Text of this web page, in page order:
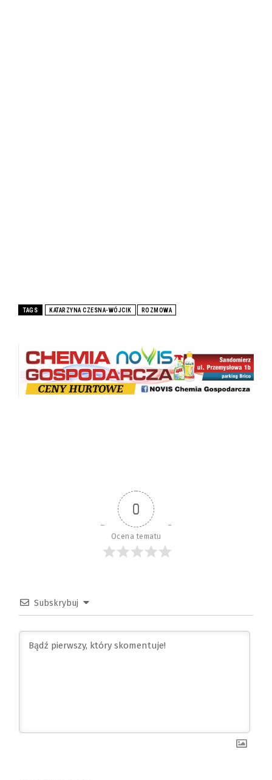
TAGS KATARZYNA CZESNA-WÓJCIK ROZMOWA
0
Ocena tematu
Subskrybuj